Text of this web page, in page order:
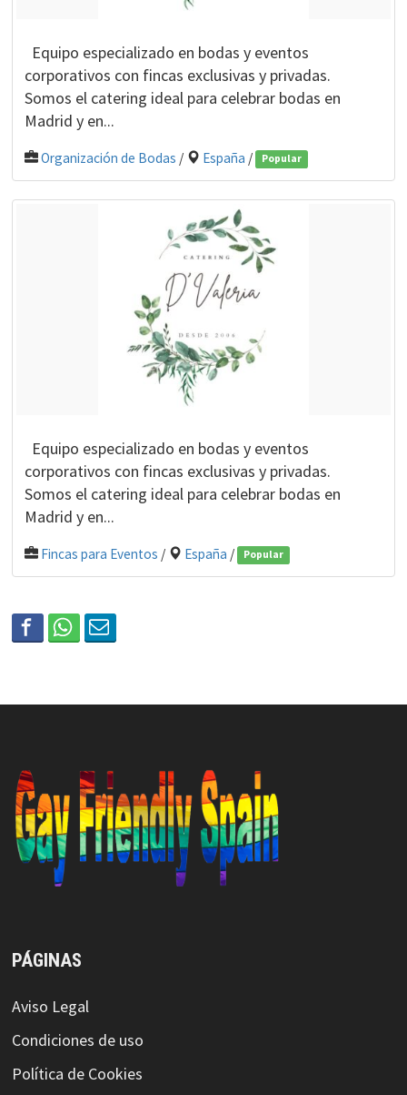
Equipo especializado en bodas y eventos
corporativos con fincas exclusivas y privadas.
Somos el catering ideal para celebrar bodas en
Madrid y en...
Organización de Bodas / España / Popular
Equipo especializado en bodas y eventos
corporativos con fincas exclusivas y privadas.
Somos el catering ideal para celebrar bodas en
Madrid y en...
Fincas para Eventos / España / Popular
PÁGINAS
Aviso Legal
Condiciones de uso
Política de Cookies